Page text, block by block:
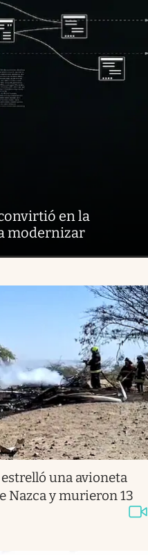
en la
modernizar
una avioneta
Nazca y murieron 13